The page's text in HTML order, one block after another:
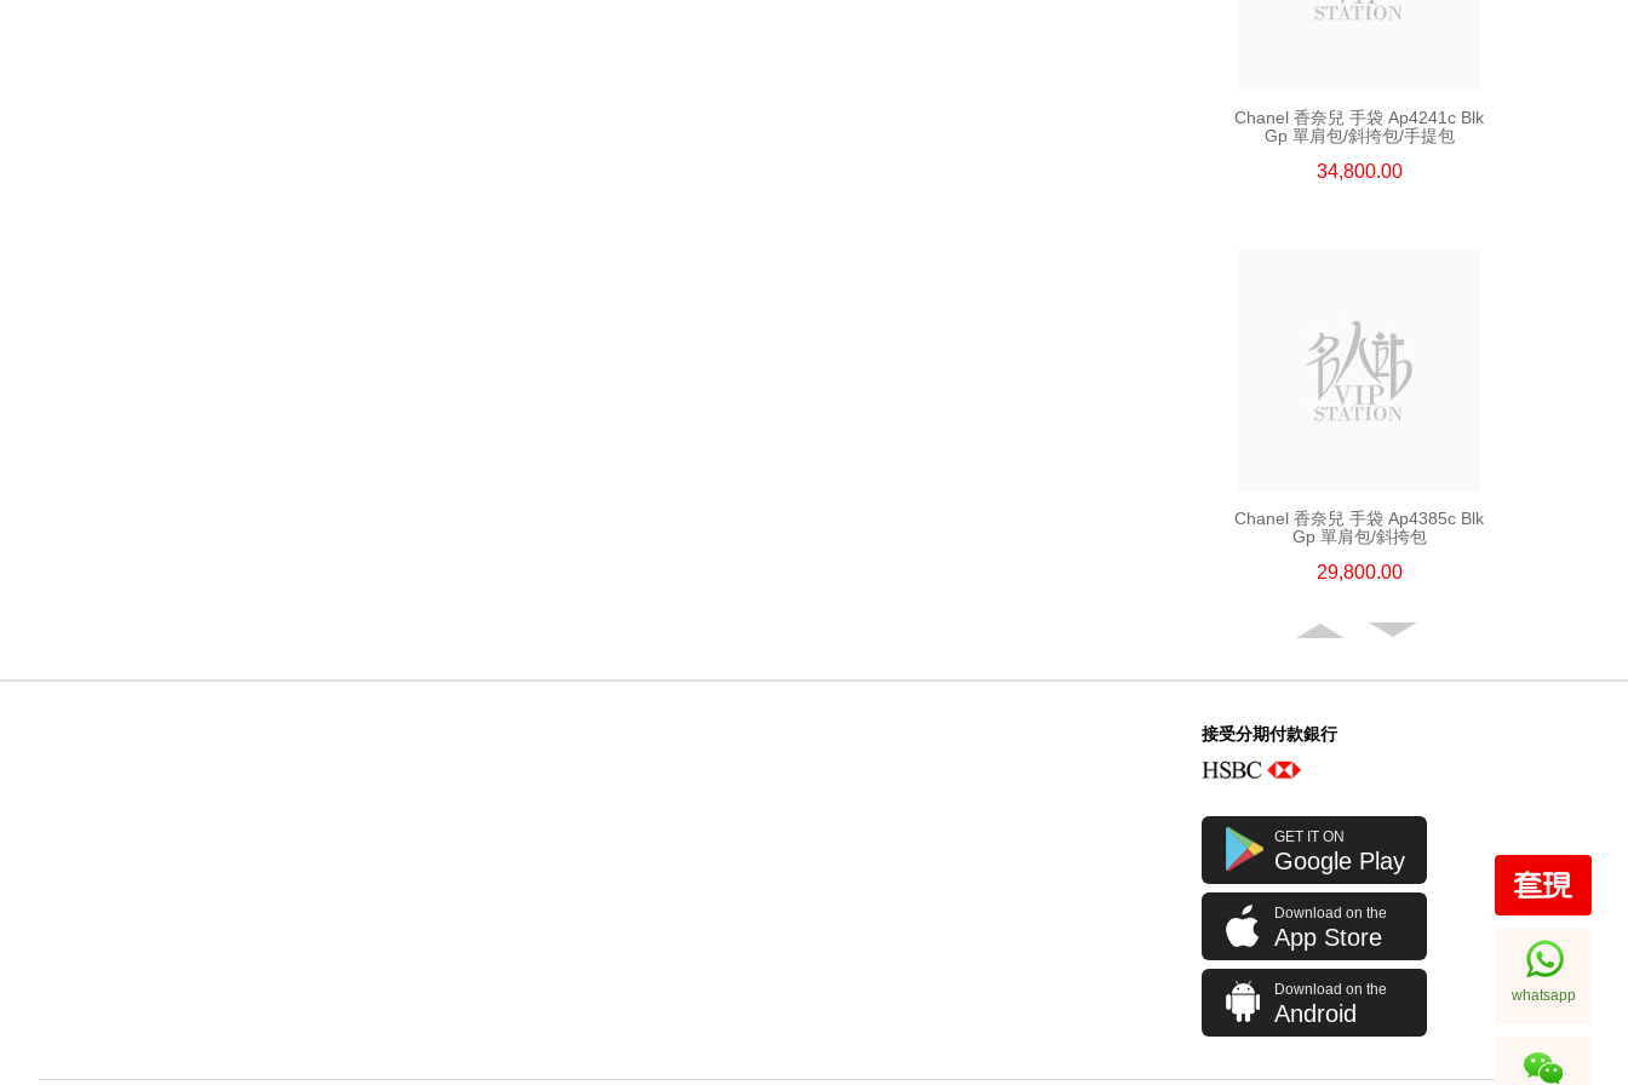
Chanel 香奈兒 手袋 Ap4241c Blk
Gp 單肩包/斜挎包/手提包
34,800.00
Chanel 香奈兒 手袋 Ap4385c Blk
Gp 單肩包/斜挎包
29,800.00
Chanel 香奈兒 手袋 Ap4386
單肩包/斜挎包/手提包
31,800.00
接受分期付款銀行
GET IT ON
Google Play
Download on the
App Store
Download on the
Android
whatsapp